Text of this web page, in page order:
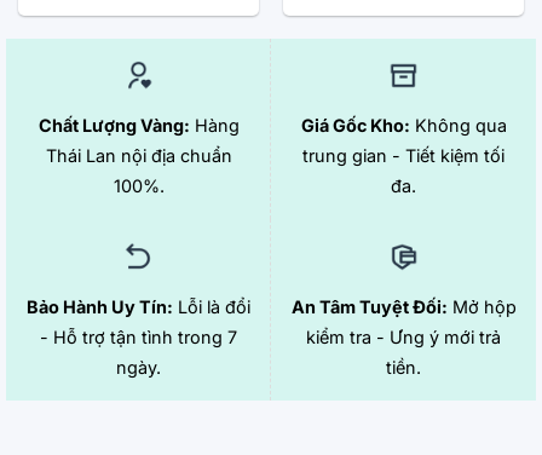
Chất Lượng Vàng: Hàng
Thái Lan nội địa chuẩn
100%.
Giá Gốc Kho: Không qua
trung gian - Tiết kiệm tối
đa.
Bảo Hành Uy Tín: Lỗi là đổi
- Hỗ trợ tận tình trong 7
ngày.
An Tâm Tuyệt Đối: Mở hộp
kiểm tra - Ưng ý mới trả
tiền.